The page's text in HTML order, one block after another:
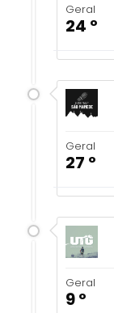
Geral
24 º
Geral
27 º
Geral
9 º